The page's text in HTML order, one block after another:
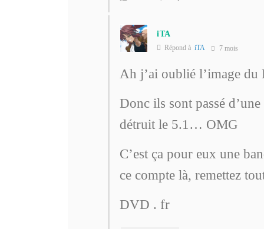
iTA
Répond à iTA 7 mois
Ah j’ai oublié l’image du
Donc ils sont passé
détruit le 5.1… OMG
C’est ça pour eux une
ce compte là, remettez
DVD . fr